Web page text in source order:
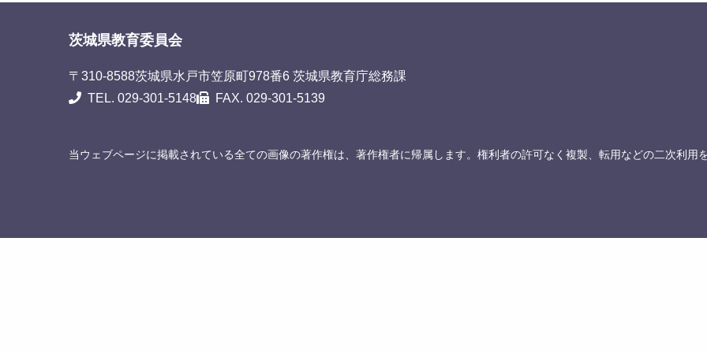
茨城県教育委員会
〒310-8588茨城県水戸市笠原町978番6 茨城県教育庁総務課
TEL. 029-301-5148
FAX. 029-301-5139
当ウェブページに掲載されている全ての画像の著作権は、著作権者に帰属します。権利者の許可なく複製、転用などの二次利用